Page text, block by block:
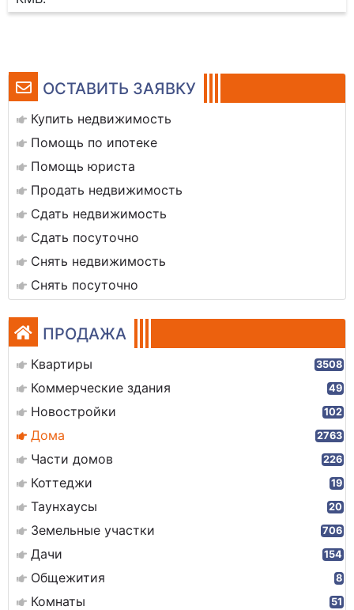
ОСТАВИТЬ ЗАЯВКУ
Купить недвижимость
Помощь по ипотеке
Помощь юриста
Продать недвижимость
Сдать недвижимость
Сдать посуточно
Снять недвижимость
Снять посуточно
ПРОДАЖА
Квартиры 3508
Коммерческие здания 49
Новостройки 102
Дома 2763
Части домов 226
Коттеджи 19
Таунхаусы 20
Земельные участки 706
Дачи 154
Общежития 8
Комнаты 51